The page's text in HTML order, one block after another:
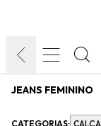
JEANS FEMININO
Desde 1850
CATEGORIAS: